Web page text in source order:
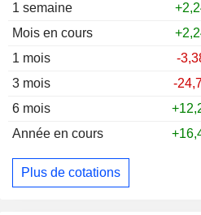
1 semaine
Mois en cours
1 mois
-
3 mois
-
6 mois
Année en cours
Plus de cotations